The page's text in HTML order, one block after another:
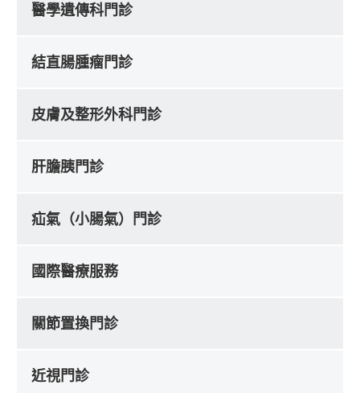
醫學遺傳科門診
結直腸腫瘤門診
皮膚及整形外科門診
肝膽胰門診
疝氣（小腸氣）門診
國際醫療服務
關節置換門診
近視門診